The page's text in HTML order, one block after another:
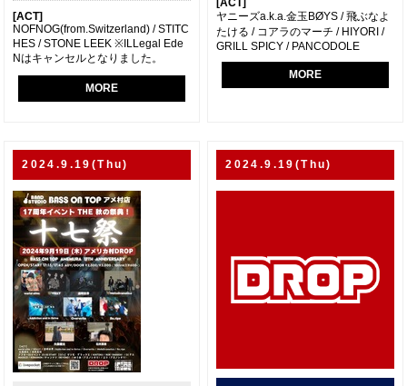
[ACT]
NOFNOG(from.Switzerland) / STITC
HES / STONE LEEK ※ILLegal Ede
Nはキャンセルとなりました。
MORE
[ACT]
ヤニーズa.k.a.金玉BØYS / 飛ぶなよ
たける / コアラのマーチ / HIYORI /
GRILL SPICY / PANCODOLE
MORE
2024.9.19(Thu) 2024.9.19(Thu)